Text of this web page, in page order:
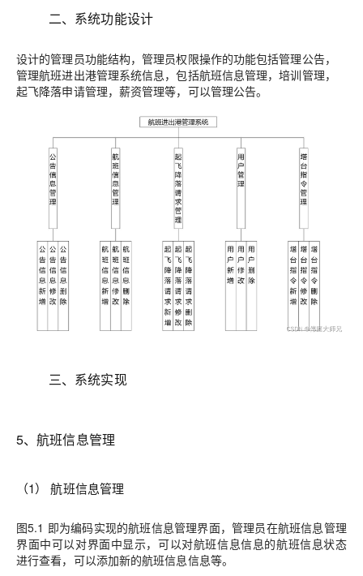
二、系统功能设计
设计的管理员功能结构，管理员权限操作的功能包括管理公告，
管理航班进出港管理系统信息，包括航班信息管理，培训管理，
起飞降落申请管理，薪资管理等，可以管理公告。
三、系统实现
5、航班信息管理
（1） 航班信息管理
图5.1 即为编码实现的航班信息管理界面，管理员在航班信息管理
界面中可以对界面中显示，可以对航班信息信息的航班信息状态
进行查看，可以添加新的航班信息信息等。